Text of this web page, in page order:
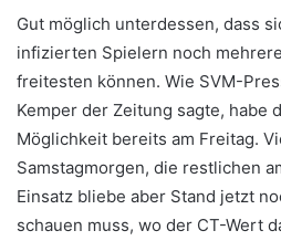
Gut möglich unterdessen, dass
infizierten Spielern noch
freitesten können. Wie SVM-
Kemper der Zeitung sagte, habe
Möglichkeit bereits am Freitag.
Samstagmorgen, die restlichen
Einsatz bliebe aber Stand jetzt
schauen muss, wo der CT-Wert